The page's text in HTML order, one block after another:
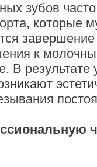
зубов
которые
завершение
к
В